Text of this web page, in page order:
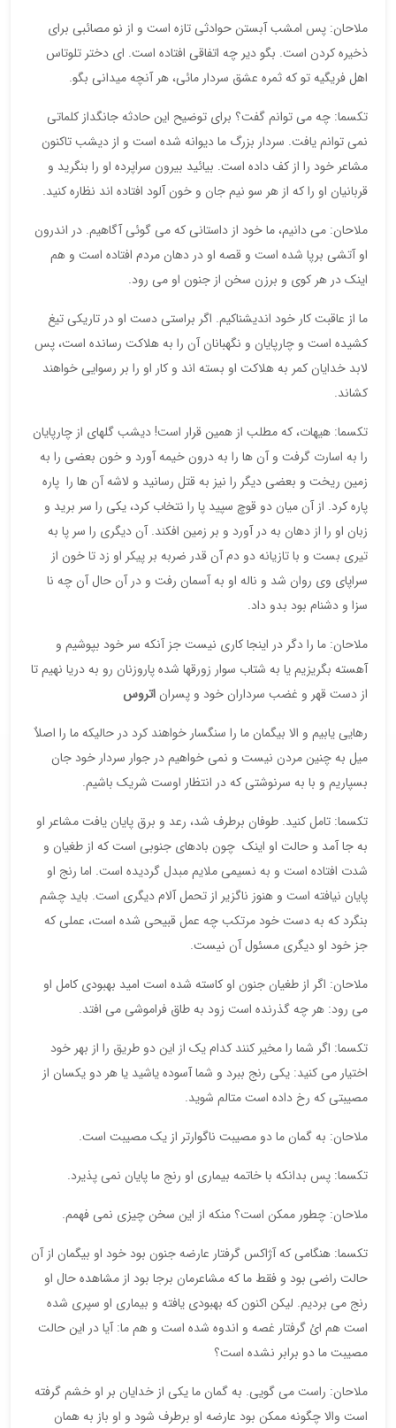
ملاحان: پس امشب آبستن حوادثی تازه است و از نو مصائبی برای
ذخیره کردن است. بگو دیر چه اتفاقی افتاده است. ای دختر تلوتاس
اهل فریگیه تو که ثمره عشق سردار مائی، هر آنچه میدانی بگو.
تکسما: چه می توانم گفت؟ برای توضیح این حادثه جانگداز کلماتی
نمی توانم یافت. سردار بزرگ ما دیوانه شده است و از دیشب تاکنون
مشاعر خود را از کف داده است. بیائید بیرون سراپرده او را بنگرید و
قربانیان او را که از هر سو نیم جان و خون آلود افتاده اند نظاره کنید.
ملاحان: می دانیم، ما خود از داستانی که می گوئی آگاهیم. در اندرون
او آتشی برپا شده است و قصه او در دهان مردم افتاده است و هم
اینک در هر کوی و برزن سخن از جنون او می رود.
ما از عاقبت کار خود اندیشناکیم. اگر براستی دست او در تاریکی تیغ
کشیده است و چارپایان و نگهبانان آن را به هلاکت رسانده است، پس
لابد خدایان کمر به هلاکت او بسته اند و کار او را بر رسوایی خواهند
کشاند.
تکسما: هیهات، که مطلب از همین قرار است! دیشب گلهای از چارپایان
را به اسارت گرفت و آن ها را به درون خیمه آورد و خون بعضی را به
زمین ریخت و بعضی دیگر را نیز به قتل رسانید و لاشه آن ها را پاره
پاره کرد. از آن میان دو قوچ سپید پا را نتخاب کرد، یکی را سر برید و
زبان او را از دهان به در آورد و بر زمین افکند. آن دیگری را سر پا به
تیری بست و با تازیانه دو دم آن قدر ضربه بر پیکر او زد تا خون از
سراپای وی روان شد و ناله او به آسمان رفت و در آن حال آن چه نا
سزا و دشنام بود بدو داد.
ملاحان: ما را دگر در اینجا کاری نیست جز آنکه سر خود بپوشیم و
آهسته بگریزیم یا به شتاب سوار زورقها شده پاروزنان رو به دریا نهیم تا
از دست قهر و غضب سرداران خود و پسراناتروس
رهایی یابیم و الا بیگمان ما را سنگسار خواهند کرد در حالیکه ما را اصلاٌ
میل به چنین مردن نیست و نمی خواهیم در جوار سردار خود جان
بسپاریم و با به سرنوشتی که در انتظار اوست شریک باشیم.
تکسما: تامل کنید. طوفان برطرف شد، رعد و برق پایان یافت مشاعر او
به جا آمد و حالت او اینک چون بادهای جنوبی است که از طغیان و
شدت افتاده است و به نسیمی ملایم مبدل گردیده است. اما رنج او
پایان نیافته است و هنوز ناگزیر از تحمل آلام دیگری است. باید چشم
بنگرد که به دست خود مرتکب چه عمل قبیحی شده است، عملی که
جز خود او دیگری مسئول آن نیست.
ملاحان: اگر از طغیان جنون او کاسته شده است امید بهبودی کامل او
می رود: هر چه گذرنده است زود به طاق فراموشی می افتد.
تکسما: اگر شما را مخیر کنند کدام یک از این دو طریق را از بهر خود
اختیار می کنید: یکی رنج ببرد و شما آسوده یاشید یا هر دو یکسان از
مصیبتی که رخ داده است متالم شوید.
ملاحان: به گمان ما دو مصیبت ناگوارتر از یک مصیبت است.
تکسما: پس بدانکه با خاتمه بیماری او رنج ما پایان نمی پذیرد.
ملاحان: چطور ممکن است؟ منکه از این سخن چیزی نمی فهمم.
تکسما: هنگامی که آژاکس گرفتار عارضه جنون بود خود او بیگمان از آن
حالت راضی بود و فقط ما که مشاعرمان برجا بود از مشاهده حال او
رنج می بردیم. لیکن اکنون که بهبودی یافته و بیماری او سپری شده
است هم ائ گرفتار غصه و اندوه شده است و هم ما: آیا در این حالت
مصیبت ما دو برابر نشده است؟
ملاحان: راست می گویی. به گمان ما یکی از خدایان بر او خشم گرفته
است والا چگونه ممکن بود عارضه او برطرف شود و او باز به همان